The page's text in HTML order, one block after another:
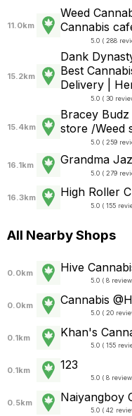
11.0km
Weed
Cannabis
5.0 ( 288
15.2km
Dank
Best
Delivery |
5.0 ( 30
15.4km
Bracey
store /Weed
5.0 ( 259
16.1km Grandma
5.0 ( 279
16.3km High Roller
5.0 ( 155
All Nearby Shops
0.0km Hive
5.0 ( 8
0.0km Cannabis
5.0 ( 20
0.1km Khan's
5.0 ( 155
0.1km 123
5.0 ( 8
0.5km Naiyangboy
5.0 ( 42